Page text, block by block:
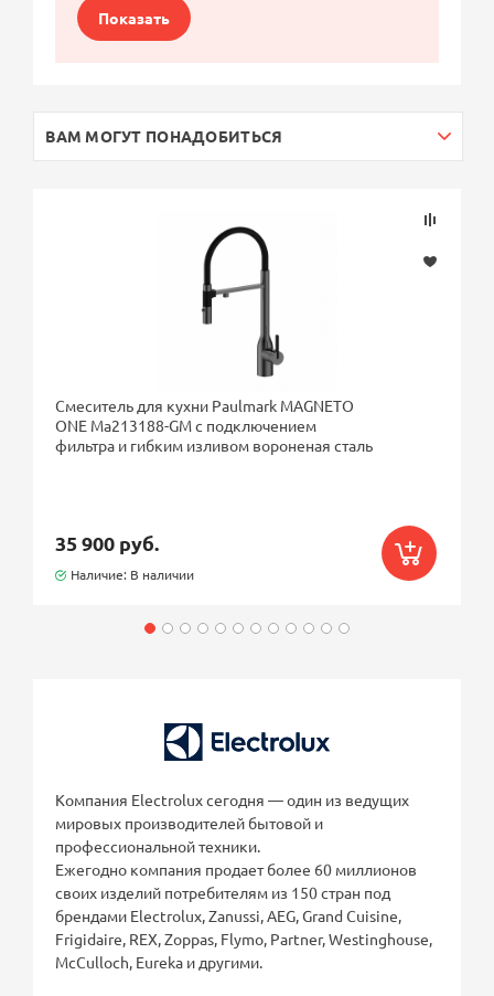
Показать
ВАМ МОГУТ ПОНАДОБИТЬСЯ
Смеситель для кухни Paulmark MAGNETO
ONE Ma213188-GM с подключением
фильтра и гибким изливом вороненая сталь
35 900 руб.
Наличие: В наличии
Компания Electrolux сегодня — один из ведущих
мировых производителей бытовой и
профессиональной техники.
Ежегодно компания продает более 60 миллионов
своих изделий потребителям из 150 стран под
брендами Electrolux, Zanussi, AEG, Grand Cuisine,
Frigidaire, REX, Zoppas, Flymo, Partner, Westinghouse,
McCulloch, Eureka и другими.